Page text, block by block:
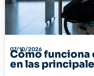
07/10/2026
Cómo
en las